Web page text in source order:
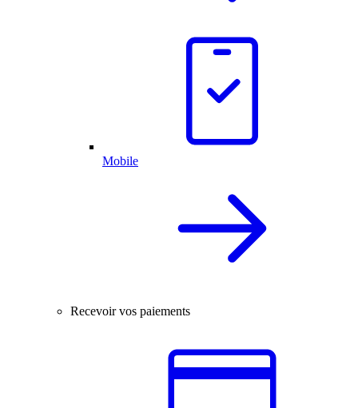
Mobile
Recevoir vos paiements